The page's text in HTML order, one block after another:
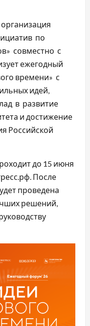
по
совместно с
ежегодный
времени» с
идей,
в развитие
и достижение
Российской
до 15 июня
После
проведена
решений,